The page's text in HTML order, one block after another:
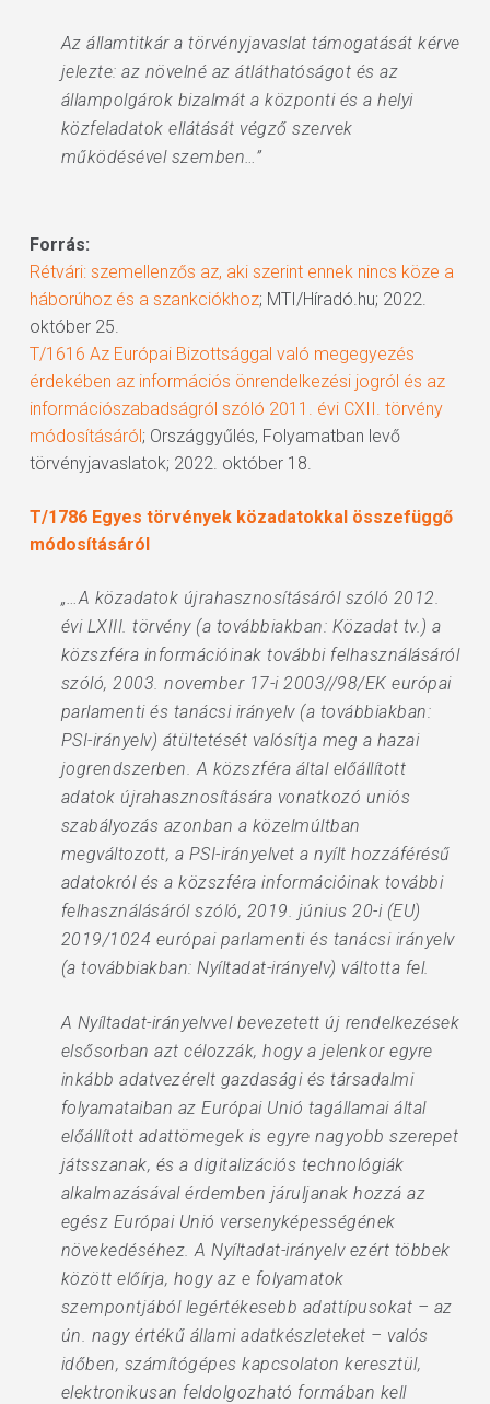
Az államtitkár a törvényjavaslat támogatását kérve
jelezte: az növelné az átláthatóságot és az
állampolgárok bizalmát a központi és a helyi
közfeladatok ellátását végző szervek
működésével szemben…”
Forrás:
Rétvári: szemellenzős az, aki szerint ennek nincs köze a
háborúhoz és a szankciókhoz; MTI/Híradó.hu; 2022.
október 25.
T/1616 Az Európai Bizottsággal való megegyezés
érdekében az információs önrendelkezési jogról és az
információszabadságról szóló 2011. évi CXII. törvény
módosításáról; Országgyűlés, Folyamatban levő
törvényjavaslatok; 2022. október 18.
T/1786 Egyes törvények közadatokkal összefüggő
módosításáról
„…A közadatok újrahasznosításáról szóló 2012.
évi LXIII. törvény (a továbbiakban: Közadat tv.) a
közszféra információinak további felhasználásáról
szóló, 2003. november 17-i 2003//98/EK európai
parlamenti és tanácsi irányelv (a továbbiakban:
PSI-irányelv) átültetését valósítja meg a hazai
jogrendszerben. A közszféra által előállított
adatok újrahasznosítására vonatkozó uniós
szabályozás azonban a közelmúltban
megváltozott, a PSI-irányelvet a nyílt hozzáférésű
adatokról és a közszféra információinak további
felhasználásáról szóló, 2019. június 20-i (EU)
2019/1024 európai parlamenti és tanácsi irányelv
(a továbbiakban: Nyíltadat-irányelv) váltotta fel.
A Nyíltadat-irányelvvel bevezetett új rendelkezések
elsősorban azt célozzák, hogy a jelenkor egyre
inkább adatvezérelt gazdasági és társadalmi
folyamataiban az Európai Unió tagállamai által
előállított adattömegek is egyre nagyobb szerepet
játsszanak, és a digitalizációs technológiák
alkalmazásával érdemben járuljanak hozzá az
egész Európai Unió versenyképességének
növekedéséhez. A Nyíltadat-irányelv ezért többek
között előírja, hogy az e folyamatok
szempontjából legértékesebb adattípusokat – az
ún. nagy értékű állami adatkészleteket – valós
időben, számítógépes kapcsolaton keresztül,
elektronikusan feldolgozható formában kell